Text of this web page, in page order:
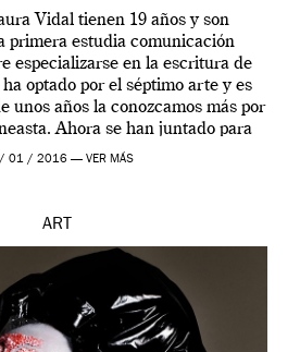
Vidal tienen 19 años y son
primera estudia comunicación
especializarse en la escritura de
optado por el séptimo arte y es
unos años la conozcamos más por
Ahora se han juntado para
una […]
01 / 2016 — VER MÁS
ART